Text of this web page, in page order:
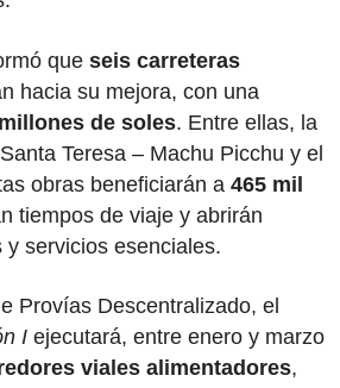
que seis carreteras
hacia su mejora, con una
de soles. Entre ellas, la
Teresa – Machu Picchu y el
obras beneficiarán a 465 mil
tiempos de viaje y abrirán
servicios esenciales.
Provías Descentralizado, el
I ejecutará, entre enero y marzo
viales alimentadores,